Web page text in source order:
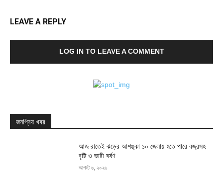
LEAVE A REPLY
LOG IN TO LEAVE A COMMENT
জনপ্রিয় খবর
আজ রাতেই ঝড়ের আশঙ্কা ১০ জেলায় হতে পারে বজ্রসহ
বৃষ্টি ও ভারী বর্ষণ
আগস্ট ৬, ২০২৬